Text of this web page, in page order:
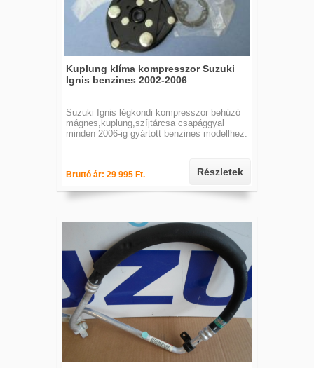
Kuplung klíma kompresszor Suzuki
Ignis benzines 2002-2006
Suzuki Ignis légkondi kompresszor behúzó
mágnes,kuplung,szíjtárcsa csapággyal
minden 2006-ig gyártott benzines modellhez.
Bruttó ár: 29 995 Ft. Részletek